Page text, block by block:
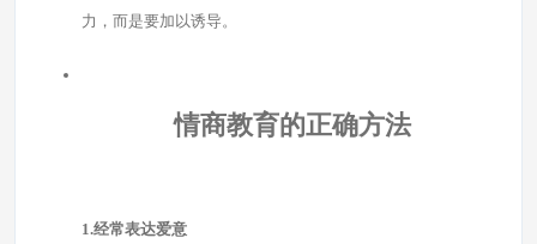
力，而是要加以诱导。
情商教育的正确方法
1.经常表达爱意